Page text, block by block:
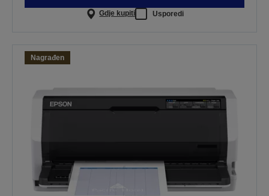
Gdje kupiti Usporedi
Nagrađen